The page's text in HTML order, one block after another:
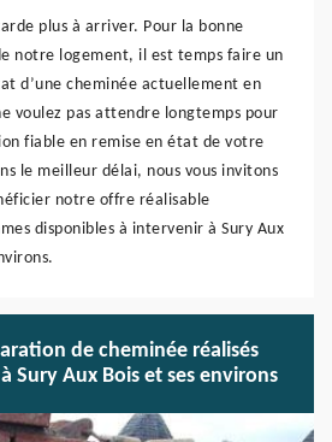
plus à arriver. Pour la bonne
notre logement, il est temps faire un
d’une cheminée actuellement en
voulez pas attendre longtemps pour
fiable en remise en état de votre
le meilleur délai, nous vous invitons
notre offre réalisable
disponibles à intervenir à Sury Aux
de cheminée réalisés
Sury Aux Bois et ses environs